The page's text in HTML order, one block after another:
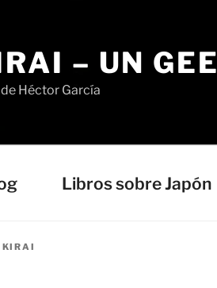
– UN
Héctor García
Libros sobre Japón
KIRAI